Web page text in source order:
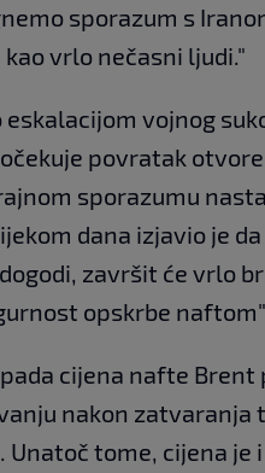
sporazum s
vrlo nečasni ljudi."
vojnog
povratak
sporazumu
dana izjavio je
završit će vrlo
opskrbe
cijena nafte Brent
nakon zatvaranja
Unatoč tome, cijena je